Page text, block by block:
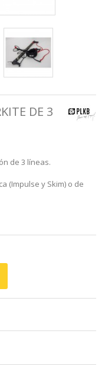
DE 3
de 3 líneas.
(Impulse y Skim) o de